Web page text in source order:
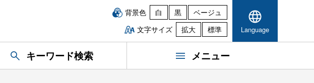
背景色 白 黒
ベージュ
文字サイズ
拡大 標準 Language
キーワード検索 メニュー